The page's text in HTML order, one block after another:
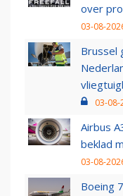
over
03-08-
Brussel
03-08-
Airbus
beklad
03-08-
Boeing